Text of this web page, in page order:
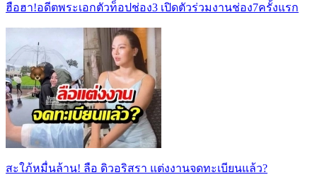
ฮือฮา!อดีตพระเอกตัวท็อปช่อง3 เปิดตัวร่วมงานช่อง7ครั้งแรก
สะใภ้หมื่นล้าน! ลือ ดิวอริสรา แต่งงานจดทะเบียนแล้ว?